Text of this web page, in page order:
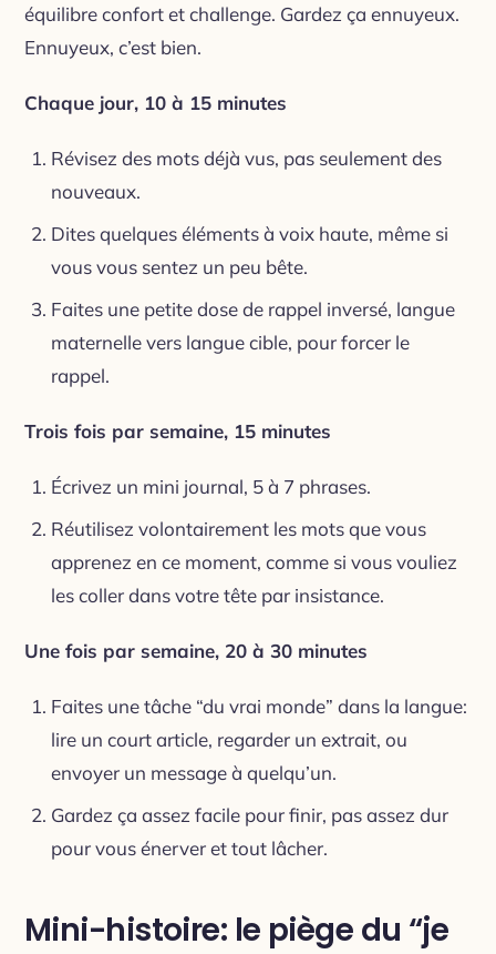
équilibre confort et challenge. Gardez ça ennuyeux.
Ennuyeux, c’est bien.
Chaque jour, 10 à 15 minutes
Révisez des mots déjà vus, pas seulement des
nouveaux.
Dites quelques éléments à voix haute, même si
vous vous sentez un peu bête.
Faites une petite dose de rappel inversé, langue
maternelle vers langue cible, pour forcer le
rappel.
Trois fois par semaine, 15 minutes
Écrivez un mini journal, 5 à 7 phrases.
Réutilisez volontairement les mots que vous
apprenez en ce moment, comme si vous vouliez
les coller dans votre tête par insistance.
Une fois par semaine, 20 à 30 minutes
Faites une tâche “du vrai monde” dans la langue:
lire un court article, regarder un extrait, ou
envoyer un message à quelqu’un.
Gardez ça assez facile pour finir, pas assez dur
pour vous énerver et tout lâcher.
Mini-histoire: le piège du “je